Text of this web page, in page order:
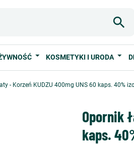
KOSMETYKI I URODA
- Korzeń KUDZU 400mg UNS 60 kaps. 40%
Opornik
kaps.